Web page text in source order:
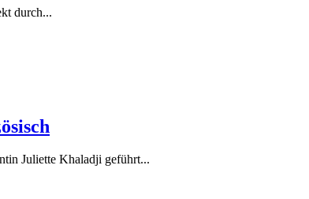
durch...
Juliette Khaladji geführt...